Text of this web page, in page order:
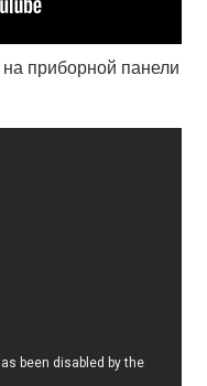
приборной панели